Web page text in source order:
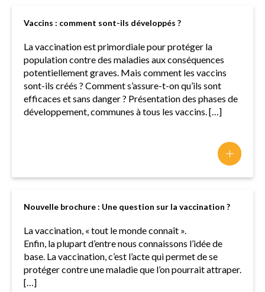
Vaccins : comment sont-ils développés ?
La vaccination est primordiale pour protéger la
population contre des maladies aux conséquences
potentiellement graves. Mais comment les vaccins
sont-ils créés ? Comment s’assure-t-on qu’ils sont
efficaces et sans danger ? Présentation des phases de
développement, communes à tous les vaccins. […]
Nouvelle brochure : Une question sur la vaccination ?
La vaccination, « tout le monde connaît ».
Enfin, la plupart d’entre nous connaissons l’idée de
base. La vaccination, c’est l’acte qui permet de se
protéger contre une maladie que l’on pourrait attraper.
[…]